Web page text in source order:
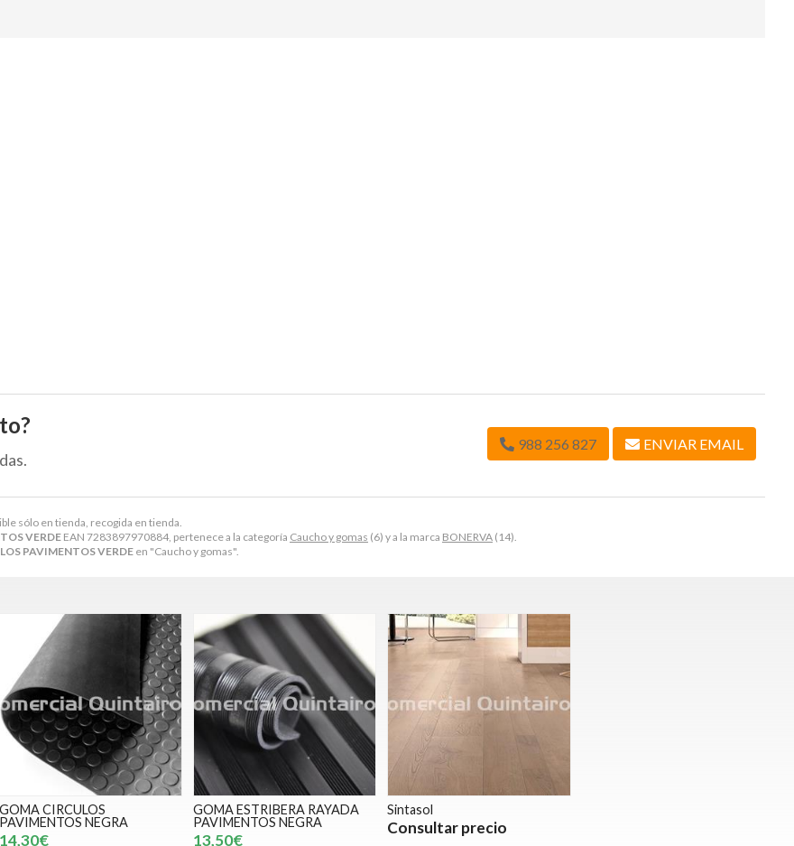
sólo en tienda, recogida en tienda.
VERDE EAN 7283897970884, pertenece a la categoría Caucho y gomas (6) y a la marca BONERVA (14).
PAVIMENTOS VERDE en "Caucho y gomas".
988 256 827 ENVIAR EMAIL
GOMA CIRCULOS
PAVIMENTOS NEGRA
14,30€
GOMA ESTRIBERA RAYADA
PAVIMENTOS NEGRA
13,50€
Sintasol
Consultar precio